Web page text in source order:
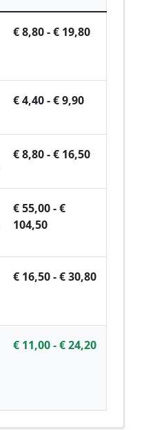
€ 8,80 - € 19,80
€ 4,40 - € 9,90
€ 8,80 - € 16,50
€ 55,00 - €
104,50
€ 16,50 - € 30,80
€ 11,00 - € 24,20